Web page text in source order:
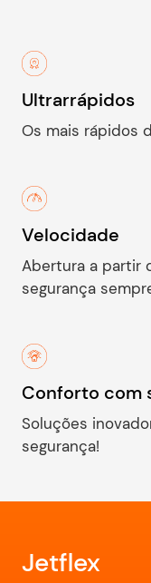
Ultrarrápidos
Os mais rápidos
Velocidade
Abertura a partir
segurança
Conforto com
Soluções
segurança!
Jetflex